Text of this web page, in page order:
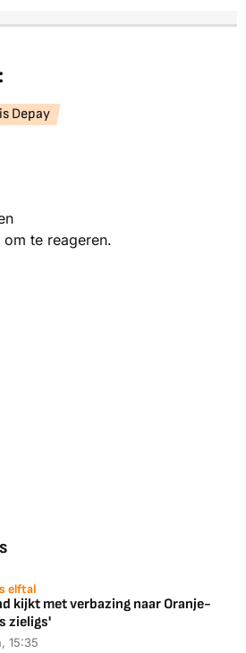
Depay
om te reageren.
elftal
kijkt met verbazing naar Oranje-
zieligs'
15:35